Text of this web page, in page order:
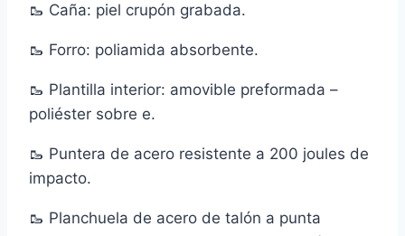
🥾 Caña: piel crupón grabada.
🥾 Forro: poliamida absorbente.
🥾 Plantilla interior: amovible preformada –
poliéster sobre e.
🥾 Puntera de acero resistente a 200 joules de
impacto.
🥾 Planchuela de acero de talón a punta